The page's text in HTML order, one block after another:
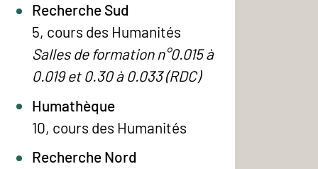
Recherche Sud
5, cours des Humanités
Salles de formation n°0.015 à
0.019 et 0.30 à 0.033 (RDC)
Humathèque
10, cours des Humanités
Recherche Nord